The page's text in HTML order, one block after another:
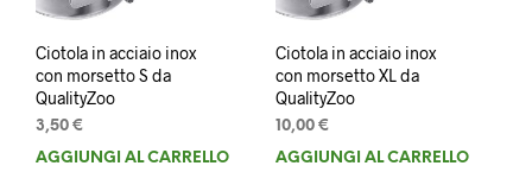
Ciotola in acciaio inox
con morsetto S da
QualityZoo
3,50 €
AGGIUNGI AL CARRELLO
Ciotola in acciaio inox
con morsetto XL da
QualityZoo
10,00 €
AGGIUNGI AL CARRELLO